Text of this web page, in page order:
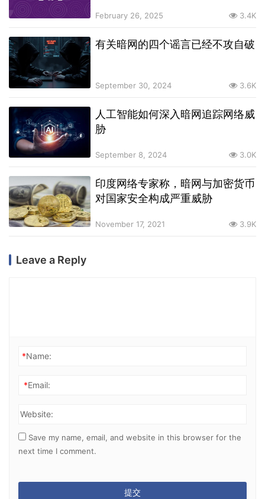
February 26, 2025 3.4K
有关暗网的四个谣言已经不攻自破
September 30, 2024 3.6K
人工智能如何深入暗网追踪网络威
胁
September 8, 2024 3.0K
印度网络专家称，暗网与加密货币
对国家安全构成严重威胁
November 17, 2021 3.9K
Leave a Reply
*Name:
*Email:
Website:
Save my name, email, and website in this browser for the
next time I comment.